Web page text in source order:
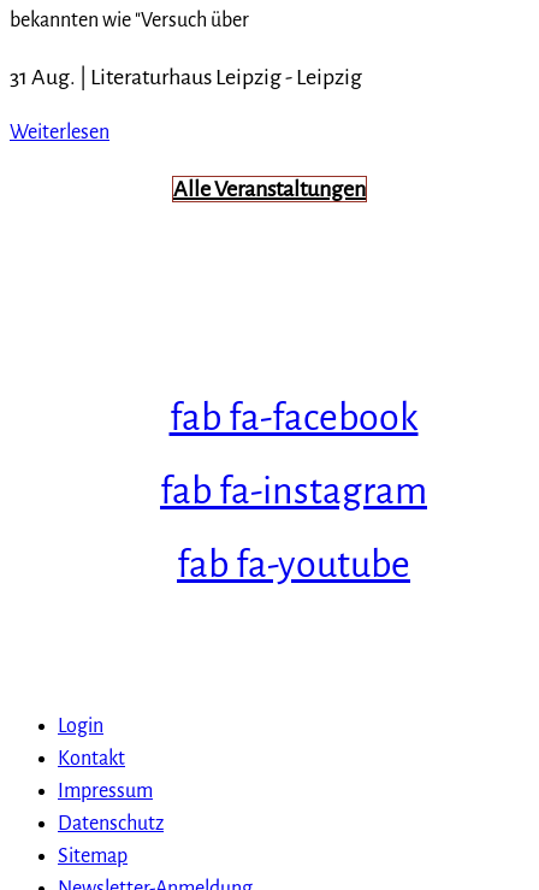
bekannten wie "Versuch über
31 Aug. | Literaturhaus Leipzig- Leipzig
Weiterlesen
Alle Veranstaltungen
fab fa-facebook
fab fa-instagram
fab fa-youtube
Login
Kontakt
Impressum
Datenschutz
Sitemap